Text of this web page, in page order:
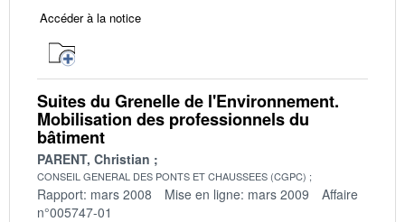
Accéder à la notice
Suites du Grenelle de l'Environnement.
Mobilisation des professionnels du
bâtiment
PARENT, Christian
CONSEIL GENERAL DES PONTS ET CHAUSSEES (CGPC)
Rapport: mars 2008 Mise en ligne: mars 2009
Affaire
n°005747-01